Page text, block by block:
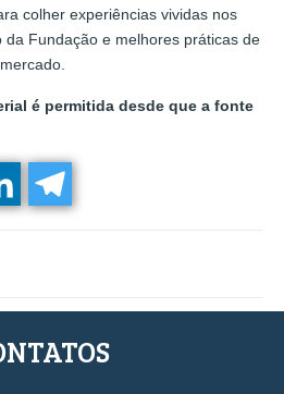
colher experiências vividas nos
Fundação e melhores práticas de
é permitida desde que a fonte